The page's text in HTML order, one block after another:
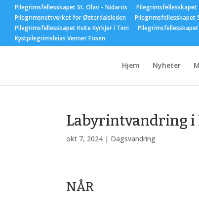
Pilegrimsfellesskapet St. Olav – Nidaros Pilegrimsfellesskapet
Pilegrimsnettverket for Østerdalsleden
Pilegrimsfellesskapet
Pilegrimsfellesskapet Kvite Kyrkjer i Tinn
Kystpilegrimsleias Venner Fosen
Hjem Nyheter
Labyrintvandring
okt 7, 2024 | Dagsvandring
NÅR